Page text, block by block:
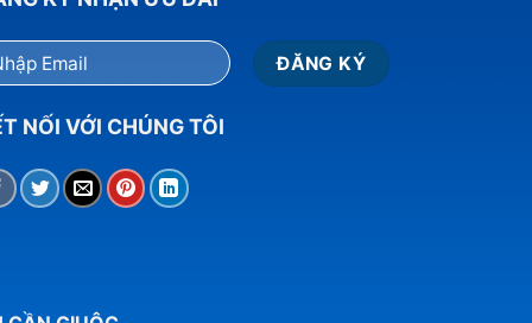
NỐI VỚI CHÚNG TÔI